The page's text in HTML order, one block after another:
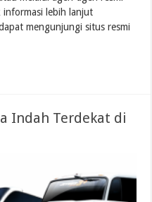
lebih lanjut
mengunjungi situs resmi
Indah Terdekat di